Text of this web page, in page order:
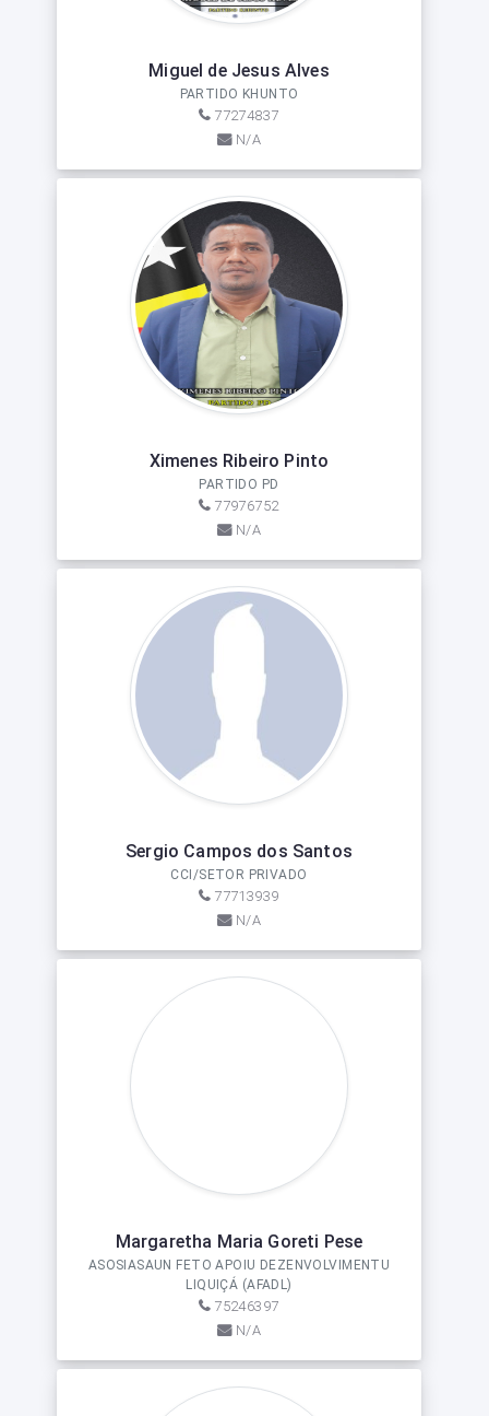
Miguel de Jesus Alves
PARTIDO KHUNTO
77274837
N/A
Ximenes Ribeiro Pinto
PARTIDO PD
77976752
N/A
Sergio Campos dos Santos
CCI/SETOR PRIVADO
77713939
N/A
Margaretha Maria Goreti Pese
ASOSIASAUN FETO APOIU DEZENVOLVIMENTU
LIQUIÇÁ (AFADL)
75246397
N/A